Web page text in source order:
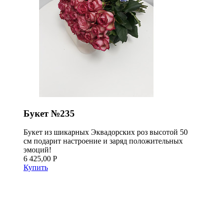
Букет №235
Букет из шикарных Эквадорских роз высотой 50
см подарит настроение и заряд положительных
эмоций!
6 425,00 Р
Купить